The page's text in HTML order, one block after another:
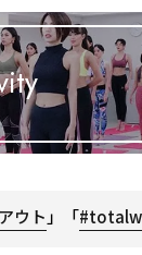
ウト 」「